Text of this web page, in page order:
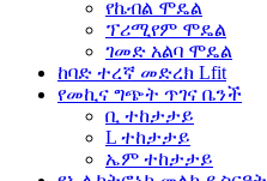
የኬብል ሞዴል
ፕሪሚየም ሞዴል
ገመድ አልባ ሞዴል
ከባድ ተረኛ መድረክ Lfit
የመኪና ግጭት ጥገና ቤንች
ቢ ተከታታይ
L ተከታታይ
ኤም ተከታታይ